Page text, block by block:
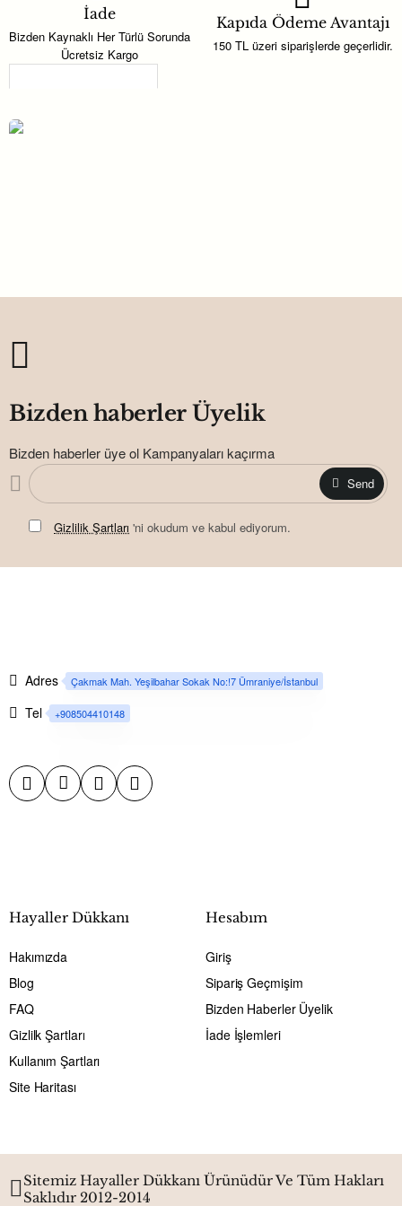
İade
Bizden Kaynaklı Her Türlü Sorunda
Ücretsiz Kargo
Kapıda Ödeme Avantajı
150 TL üzeri siparişlerde geçerlidir.
Bizden haberler Üyelik
Bizden haberler üye ol Kampanyaları kaçırma
Send
Gizlilik Şartları 'ni okudum ve kabul ediyorum.
Adres Çakmak Mah. Yeşilbahar Sokak No:!7 Ümraniye/İstanbul
Tel +908504410148
Hayaller Dükkanı
Hakımızda
Blog
FAQ
Gizlilk Şartları
Kullanım Şartları
Site Haritası
Hesabım
Giriş
Sipariş Geçmişim
Bizden Haberler Üyelik
İade İşlemleri
Sitemiz Hayaller Dükkanı Ürünüdür Ve Tüm Hakları
Saklıdır 2012-2014